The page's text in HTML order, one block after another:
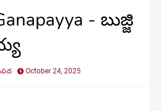
- బుజ్జి
October 24, 2025